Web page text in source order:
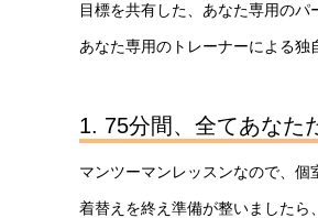
目標を共有した、あなた専用のパ
あなた専用のトレーナーによる独
1. 75分間、全てあなた
マンツーマンレッスンなので、個
着替えを終え準備が整いましたら